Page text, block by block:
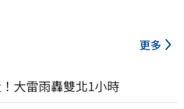
更多
大雷雨轟雙北1小時